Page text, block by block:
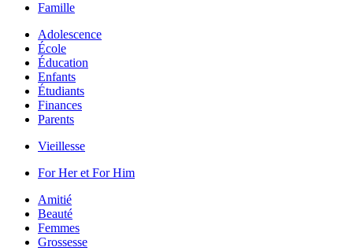
Famille
Adolescence
École
Éducation
Enfants
Étudiants
Finances
Parents
Vieillesse
For Her et For Him
Amitié
Beauté
Femmes
Grossesse